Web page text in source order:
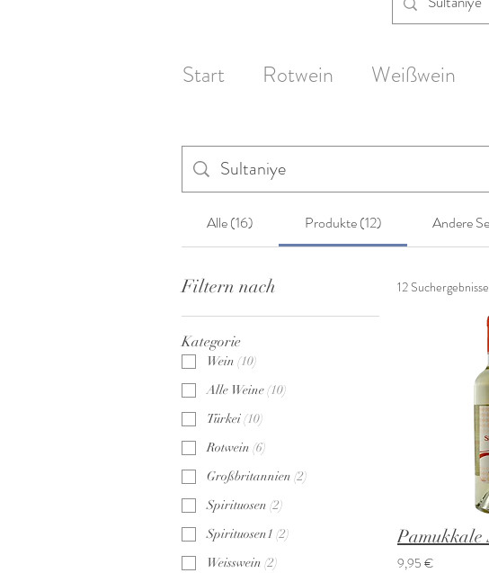
Start Rotwein Weißwein
Alle (16) Produkte (12) Andere
Filtern nach
Kategorie
Wein (10)
Alle Weine(10)
Türkei(10)
Rotwein (6)
Großbritannien (2)
Spirituosen (2)
Spirituosen1 (2)
Weisswein (2)
12
9,95 €